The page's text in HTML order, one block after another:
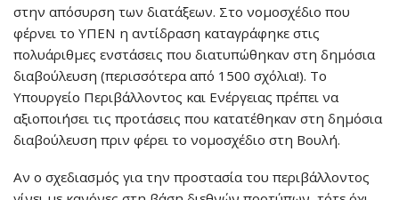
στην απόσυρση των διατάξεων. Στο νομοσχέδιο που
φέρνει το ΥΠΕΝ η αντίδραση καταγράφηκε στις
πολυάριθμες ενστάσεις που διατυπώθηκαν στη δημόσια
διαβούλευση (περισσότερα από 1500 σχόλια!). Το
Υπουργείο Περιβάλλοντος και Ενέργειας πρέπει να
αξιοποιήσει τις προτάσεις που κατατέθηκαν στη δημόσια
διαβούλευση πριν φέρει το νομοσχέδιο στη Βουλή.
Αν ο σχεδιασμός για την προστασία του περιβάλλοντος